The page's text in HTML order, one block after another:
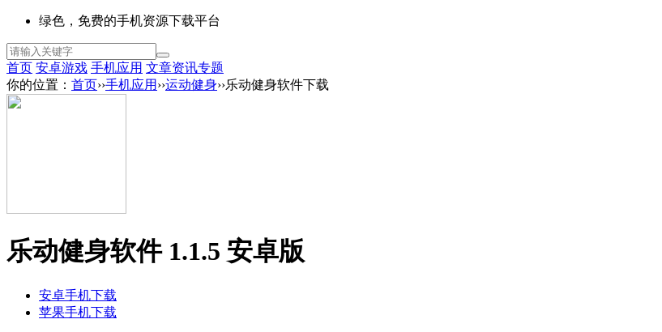
绿色，免费的手机资源下载平台
首页 安卓游戏 手机应用 文章资讯专题
你的位置： 首页››手机应用 ››运动健身››乐动健身软件下载
乐动健身软件 1.1.5 安卓版
安卓手机下载
苹果手机下载